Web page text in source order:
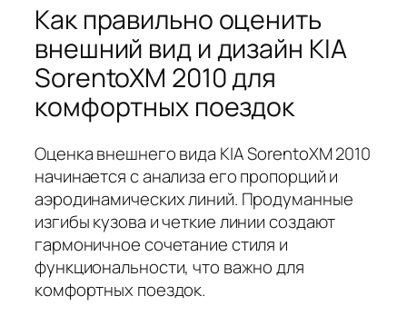
Как правильно оценить
внешний вид и дизайн KIA
SorentoXM 2010 для
комфортных поездок
Оценка внешнего вида KIA SorentoXM 2010
начинается с анализа его пропорций и
аэродинамических линий. Продуманные
изгибы кузова и четкие линии создают
гармоничное сочетание стиля и
функциональности, что важно для
комфортных поездок.